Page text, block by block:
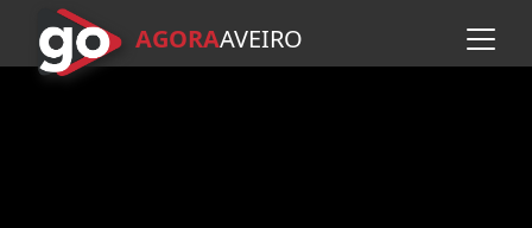
Avançar para o conteúdo
AGORAAVEIRO